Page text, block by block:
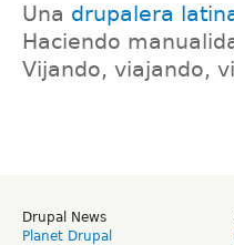
Una drupalera
Haciendo
Vijando, viajando,
Drupal News
Planet Drupal